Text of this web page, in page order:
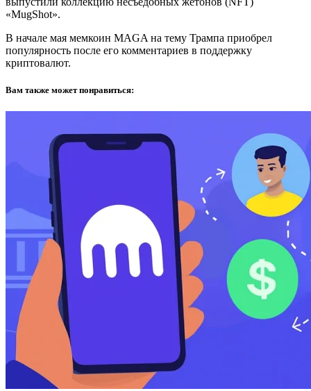
«MugShot».
В начале мая мемкоин MAGA на тему Трампа приобрел
популярность после его комментариев в поддержку
криптовалют.
Вам также может понравиться: